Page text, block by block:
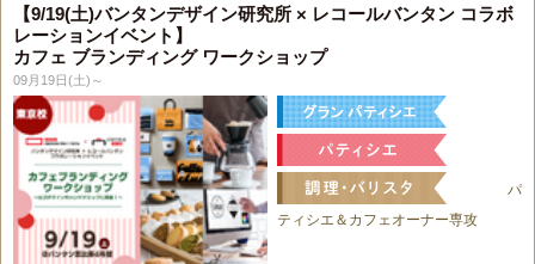
【9/19(土)バンタンデザイン研究所 × レコールバンタン コラボ
レーションイベント】
カフェ ブランディング ワークショップ
09月19日(土)～
パ
ティシエ＆カフェオーナー専攻